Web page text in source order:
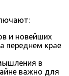
и новейших
переднем крае
в
важно для